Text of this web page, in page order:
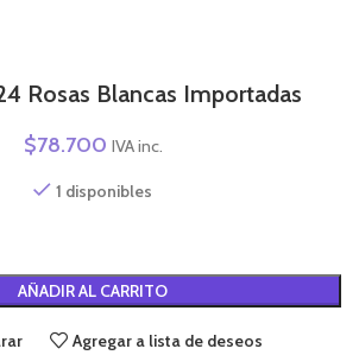
Rosas Blancas Importadas
$78.700 IVA inc.
1 disponibles
AÑADIR AL CARRITO
Agregar a lista de deseos